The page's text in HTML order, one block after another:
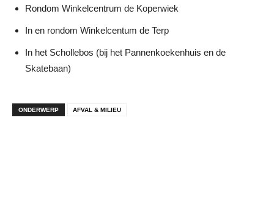
Rondom Winkelcentrum de Koperwiek
In en rondom Winkelcentum de Terp
In het Schollebos (bij het Pannenkoekenhuis en de
Skatebaan)
ONDERWERP AFVAL & MILIEU